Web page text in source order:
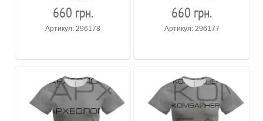
660 грн.
Артикул: 296178
660 грн.
Артикул: 296177